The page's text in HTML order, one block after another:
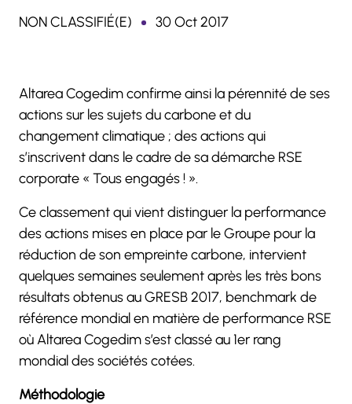
NON CLASSIFIÉ(E) 30 Oct 2017
Altarea Cogedim confirme ainsi la pérennité de ses
actions sur les sujets du carbone et du
changement climatique ; des actions qui
s’inscrivent dans le cadre de sa démarche RSE
corporate « Tous engagés ! ».
Ce classement qui vient distinguer la performance
des actions mises en place par le Groupe pour la
réduction de son empreinte carbone, intervient
quelques semaines seulement après les très bons
résultats obtenus au GRESB 2017, benchmark de
référence mondial en matière de performance RSE
où Altarea Cogedim s’est classé au 1er rang
mondial des sociétés cotées.
Méthodologie